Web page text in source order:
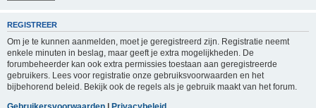
REGISTREER
Om je te kunnen aanmelden, moet je geregistreerd zijn. Registratie neemt
enkele minuten in beslag, maar geeft je extra mogelijkheden. De
forumbeheerder kan ook extra permissies toestaan aan geregistreerde
gebruikers. Lees voor registratie onze gebruiksvoorwaarden en het
bijbehorend beleid. Bekijk ook de regels als je gebruik maakt van het forum.